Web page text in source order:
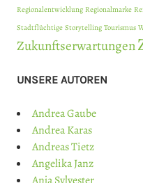
Regionalentwicklung Regionalmarke
Stadtflüchtige Storytelling Tourismus
Zukunftserwartungen
UNSERE AUTOREN
Andrea Gaube
Andrea Karas
Andreas Tietz
Angelika Janz